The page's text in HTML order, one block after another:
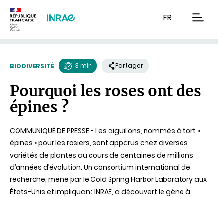
FR
BIODIVERSITÉ
de
lecture
3 min Partager
Pourquoi les roses ont des
épines ?
COMMUNIQUÉ DE PRESSE - Les aiguillons, nommés à tort «
épines » pour les rosiers, sont apparus chez diverses
variétés de plantes au cours de centaines de millions
d’années d’évolution. Un consortium international de
recherche, mené par le Cold Spring Harbor Laboratory aux
États-Unis et impliquant INRAE, a découvert le gène à